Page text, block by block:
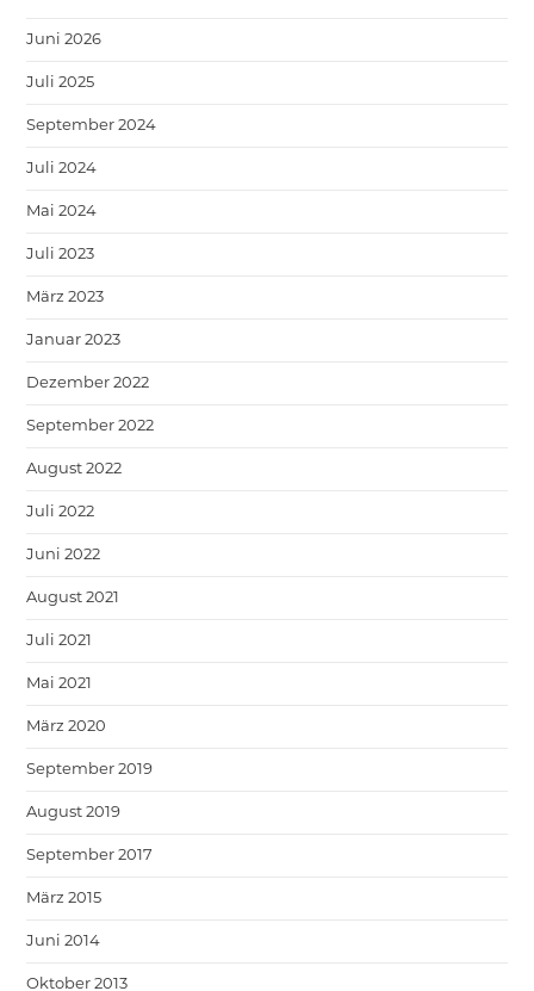
Juni 2026
Juli 2025
September 2024
Juli 2024
Mai 2024
Juli 2023
März 2023
Januar 2023
Dezember 2022
September 2022
August 2022
Juli 2022
Juni 2022
August 2021
Juli 2021
Mai 2021
März 2020
September 2019
August 2019
September 2017
März 2015
Juni 2014
Oktober 2013